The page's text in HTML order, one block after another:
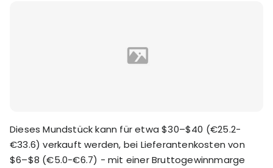
Dieses Mundstück kann für etwa $30–$40 (€25.2-
€33.6) verkauft werden, bei Lieferantenkosten von
$6–$8 (€5.0-€6.7) - mit einer Bruttogewinnmarge